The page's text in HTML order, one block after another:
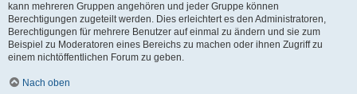
kann mehreren Gruppen angehören und jeder Gruppe können
Berechtigungen zugeteilt werden. Dies erleichtert es den Administratoren,
Berechtigungen für mehrere Benutzer auf einmal zu ändern und sie zum
Beispiel zu Moderatoren eines Bereichs zu machen oder ihnen Zugriff zu
einem nichtöffentlichen Forum zu geben.
Nach oben